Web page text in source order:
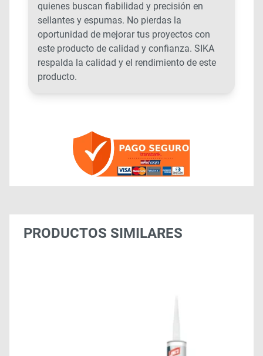
quienes buscan fiabilidad y precisión en
sellantes y espumas. No pierdas la
oportunidad de mejorar tus proyectos con
este producto de calidad y confianza. SIKA
respalda la calidad y el rendimiento de este
producto.
PRODUCTOS SIMILARES